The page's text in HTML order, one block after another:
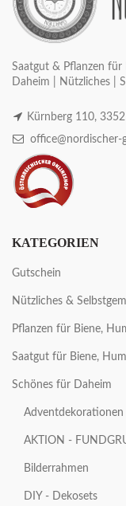
Saatgut & Pflanzen für
Daheim | Nützliches |
Kürnberg 110,
office@nordischer-
KATEGORIEN
Gutschein
Nützliches &
Pflanzen für Biene,
Saatgut für Biene,
Schönes für Daheim
Adventdekorationen
AKTION -
Bilderrahmen
DIY - Dekosets